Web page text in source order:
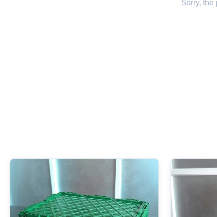
Sorry, the